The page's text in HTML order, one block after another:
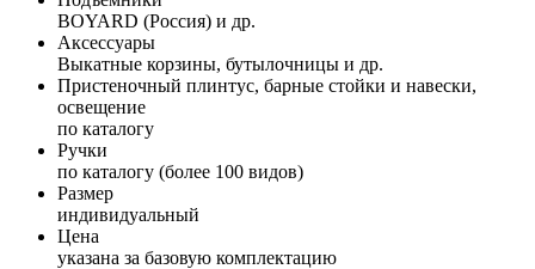
BOYARD (Россия) и др.
Аксессуары
Выкатные корзины, бутылочницы и др.
Пристеночный плинтус, барные стойки и навески,
освещение
по каталогу
Ручки
по каталогу (более 100 видов)
Размер
индивидуальный
Цена
указана за базовую комплектацию